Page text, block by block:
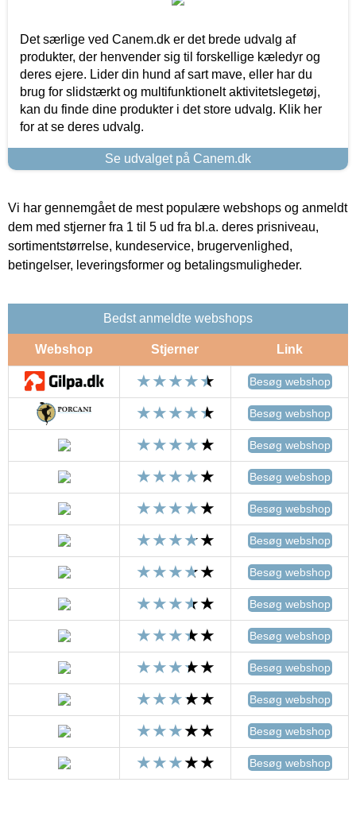
Det særlige ved Canem.dk er det brede udvalg af
produkter, der henvender sig til forskellige kæledyr og
deres ejere. Lider din hund af sart mave, eller har du
brug for slidstærkt og multifunktionelt aktivitetslegetøj,
kan du finde dine produkter i det store udvalg. Klik her
for at se deres udvalg.
Se udvalget på Canem.dk
Vi har gennemgået de mest populære webshops og anmeldt
dem med stjerner fra 1 til 5 ud fra bl.a. deres prisniveau,
sortimentstørrelse, kundeservice, brugervenlighed,
betingelser, leveringsformer og betalingsmuligheder.
Bedst anmeldte webshops
Webshop Stjerner Link
Besøg webshop
Besøg webshop
Besøg webshop
Besøg webshop
Besøg webshop
Besøg webshop
Besøg webshop
Besøg webshop
Besøg webshop
Besøg webshop
Besøg webshop
Besøg webshop
Besøg webshop